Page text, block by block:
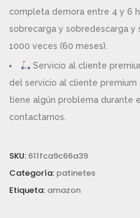
completa demora entre 4 y 6
sobrecarga y sobredescarga y
1000 veces (60 meses).
Servicio al cliente
del servicio al cliente premium
tiene algún problema durante
contactarnos.
SKU: 611fca9c66a39
Categoría: patinetes
Etiqueta: amazon